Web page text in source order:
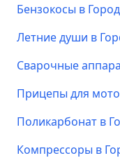
Бензокосы в
Летние души в
Сварочные
Прицепы для
Поликарбонат в
Компрессоры в